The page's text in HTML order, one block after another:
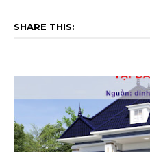
SHARE THIS: